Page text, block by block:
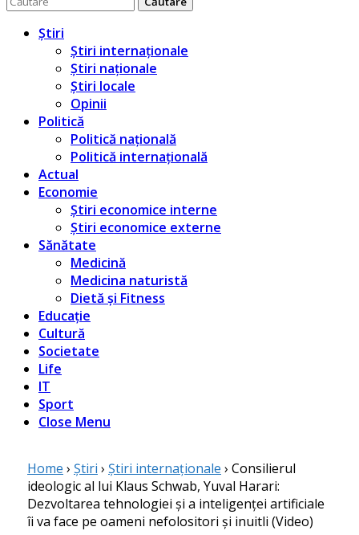
pentru:
Știri
Știri internaționale
Știri naționale
Știri locale
Opinii
Politică
Politică națională
Politică internațională
Actual
Economie
Știri economice interne
Știri economice externe
Sănătate
Medicină
Medicina naturistă
Dietă și Fitness
Educație
Cultură
Societate
Life
IT
Sport
Close Menu
Home › Știri › Știri internaționale › Consilierul
ideologic al lui Klaus Schwab, Yuval Harari:
Dezvoltarea tehnologiei și a inteligenței artificiale
îi va face pe oameni nefolositori și inuitli (Video)